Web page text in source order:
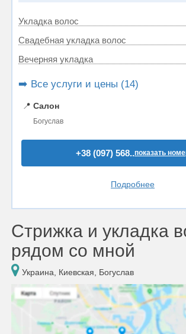
Укладка волос
Свадебная укладка волос
Вечерняя укладка
➡️ Все услуги и цены (14)
📍 Салон
Богуслав
+38 (097) 568..показать
Подробнее
Стрижка и укладка
рядом со мной
Украина, Киевская, Богуслав